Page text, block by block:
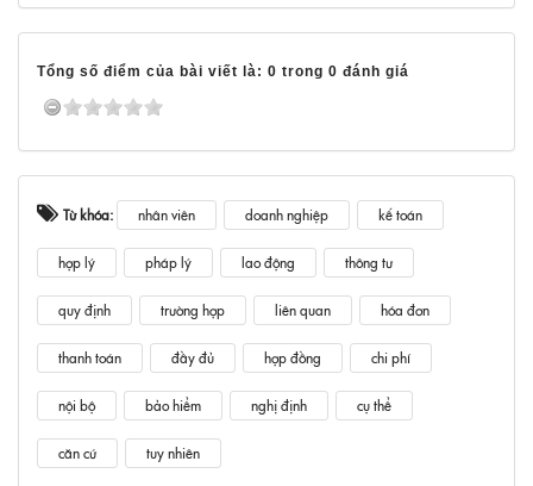
Tổng số điểm của bài viết là: 0 trong 0 đánh giá
Từ khóa: nhân viên doanh nghiệp kế toán
hợp lý pháp lý lao động thông tư
quy định trường hợp liên quan hóa đơn
thanh toán đầy đủ hợp đồng chi phí
nội bộ bảo hiểm nghị định cụ thể
căn cứ tuy nhiên